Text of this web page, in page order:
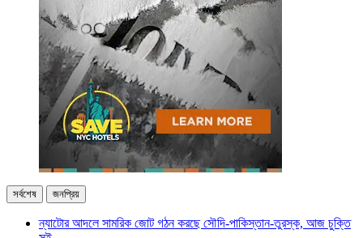
সর্বশেষ জনপ্রিয়
ন্যাটোর আদলে সামরিক জোট গঠন করছে সৌদি-পাকিস্তান-তুরস্ক, আজ চুক্তি